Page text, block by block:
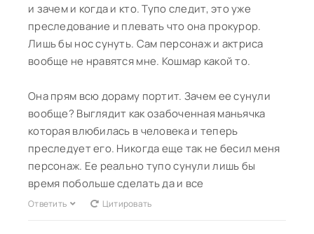
и зачем и когда и кто. Тупо следит, это уже
преследование и плевать что она прокурор.
Лишь бы нос сунуть. Сам персонаж и актриса
вообще не нравятся мне. Кошмар какой то.
Она прям всю дораму портит. Зачем ее сунули
вообще? Выглядит как озабоченная маньячка
которая влюбилась в человека и теперь
преследует его. Никогда еще так не бесил меня
персонаж. Ее реально тупо сунули лишь бы
время побольше сделать да и все
Ответить Цитировать